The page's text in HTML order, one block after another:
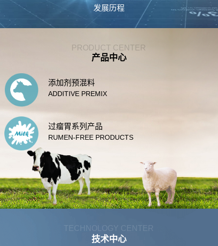
发展历程
PRODUCT CENTER
产品中心
添加剂预混料
ADDITIVE PREMIX
过瘤胃系列产品
RUMEN-FREE PRODUCTS
TECHNOLOGY CENTER
技术中心